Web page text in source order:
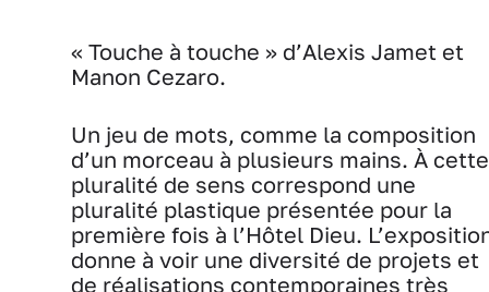
« Touche à touche » d’Alexis Jamet et
Manon Cezaro.
Un jeu de mots, comme la composition
d’un morceau à plusieurs mains. À cette
pluralité de sens correspond une
pluralité plastique présentée pour la
première fois à l’Hôtel Dieu.
donne à voir une diversité de projets et
de réalisations contemporaines très